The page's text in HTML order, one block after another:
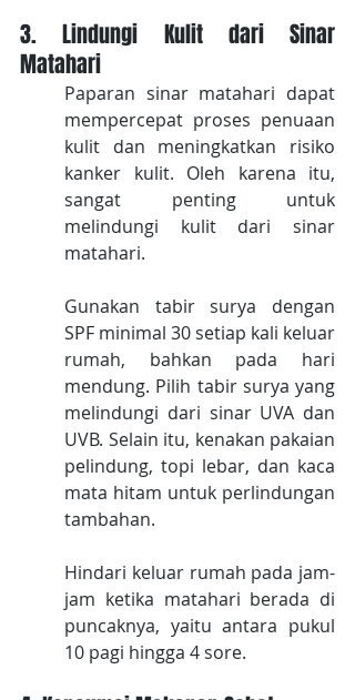
3. Lindungi Kulit dari Sinar
Matahari
Paparan sinar matahari dapat
mempercepat proses penuaan
kulit dan meningkatkan risiko
kanker kulit. Oleh karena itu,
sangat penting untuk
melindungi kulit dari sinar
matahari.
Gunakan tabir surya dengan
SPF minimal 30 setiap kali keluar
rumah, bahkan pada hari
mendung. Pilih tabir surya yang
melindungi dari sinar UVA dan
UVB. Selain itu, kenakan pakaian
pelindung, topi lebar, dan kaca
mata hitam untuk perlindungan
tambahan.
Hindari keluar rumah pada jam-
jam ketika matahari berada di
puncaknya, yaitu antara pukul
10 pagi hingga 4 sore.